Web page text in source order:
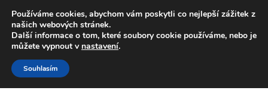
DOPRAVA od 139,-Kč
Volejte po-pá 9-16 704 494 494
Přeskočit
na
navigaci
Přejít
k
obsahu
Používáme cookies, abychom vám poskytli co nejlepší zážitek z
našich webových stránek.
Další informace o tom, které soubory cookie používáme, nebo je
můžete vypnout v nastavení.
Souhlasím